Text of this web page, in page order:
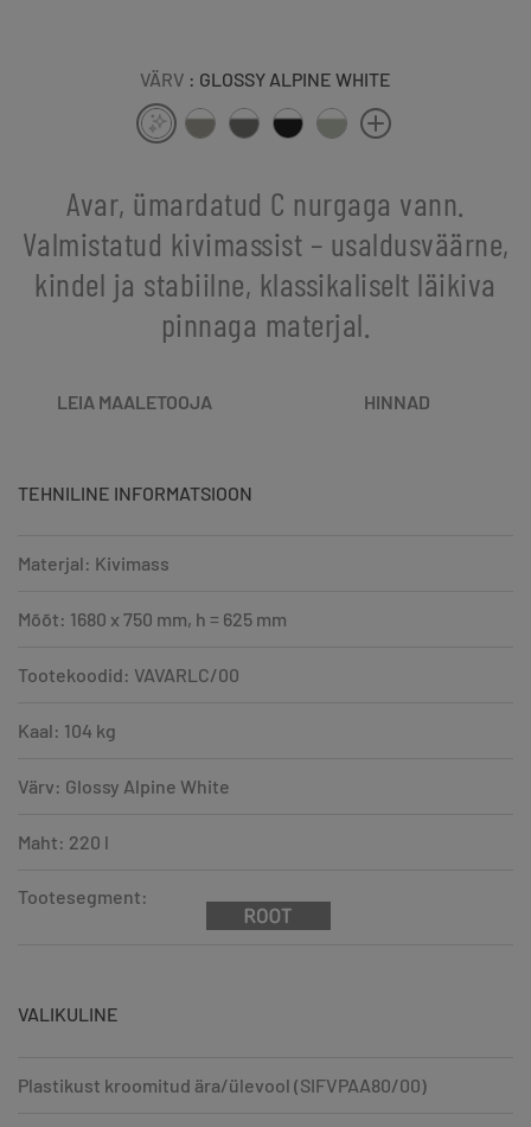
VÄRV : GLOSSY ALPINE WHITE
Avar, ümardatud C nurgaga vann.
Valmistatud kivimassist – usaldusväärne,
kindel ja stabiilne, klassikaliselt läikiva
pinnaga materjal.
LEIA MAALETOOJA HINNAD
TEHNILINE INFORMATSIOON
Materjal: Kivimass
Mõõt: 1680 x 750 mm, h = 625 mm
Tootekoodid: VAVARLC/00
Kaal: 104 kg
Värv: Glossy Alpine White
Maht: 220 l
Tootesegment:
VALIKULINE
Plastikust kroomitud ära/ülevool (SIFVPAA80/00)